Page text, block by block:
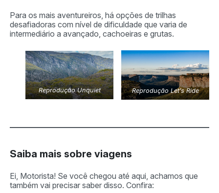
Para os mais aventureiros, há opções de trilhas
desafiadoras com nível de dificuldade que varia de
intermediário a avançado, cachoeiras e grutas.
Reprodução Unquiet Reprodução Let’s Ride
Saiba mais sobre viagens
Ei, Motorista! Se você chegou até aqui, achamos que
também vai precisar saber disso. Confira: